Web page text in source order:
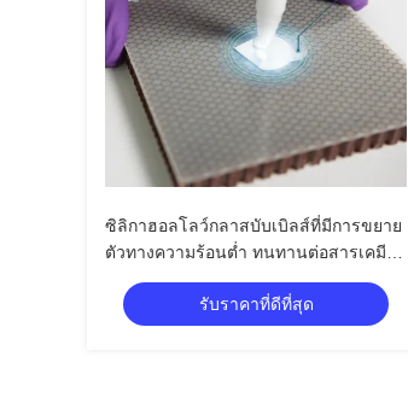
ซิลิกาฮอลโลว์กลาสบับเบิลส์ที่มีการขยาย
ตัวทางความร้อนต่ำ ทนทานต่อสารเคมีสูง
และนำความร้อนต่ำสำหรับการใช้งานใน
อุตสาหกรรม
รับราคาที่ดีที่สุด